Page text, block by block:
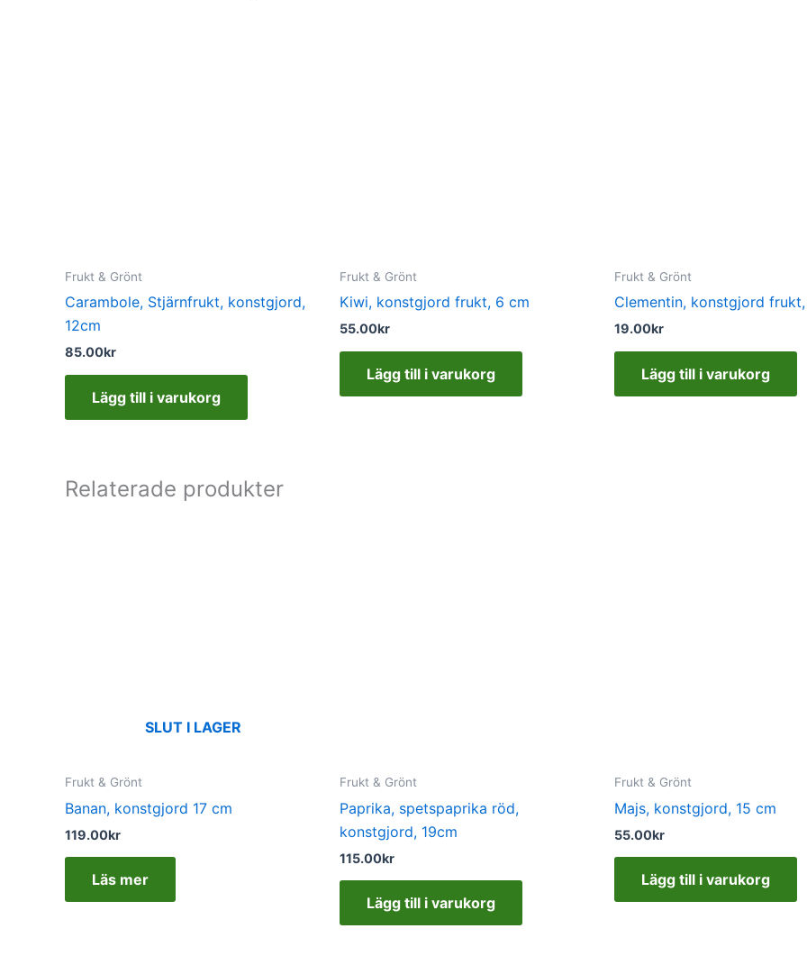
Frukt & Grönt
Carambole, Stjärnfrukt, konstgjord,
12cm
85.00kr
Lägg till i varukorg
Frukt & Grönt
Kiwi, konstgjord frukt, 6 cm
55.00kr
Lägg till i varukorg
Frukt & Grönt
Clementin, konstgjord
19.00kr
Lägg till i varukorg
Relaterade produkter
SLUT I LAGER
Frukt & Grönt
Banan, konstgjord 17 cm
119.00kr
Läs mer
Frukt & Grönt
Paprika, spetspaprika röd,
konstgjord, 19cm
115.00kr
Lägg till i varukorg
Frukt & Grönt
Majs, konstgjord, 15 cm
55.00kr
Lägg till i varukorg